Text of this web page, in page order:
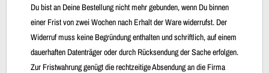
Du bist an Deine Bestellung nicht mehr gebunden, wenn Du binnen
einer Frist von zwei Wochen nach Erhalt der Ware widerrufst. Der
Widerruf muss keine Begründung enthalten und schriftlich, auf einem
dauerhaften Datenträger oder durch Rücksendung der Sache erfolgen.
Zur Fristwahrung genügt die rechtzeitige Absendung an die Firma